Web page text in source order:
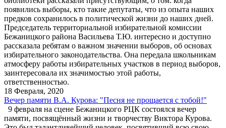
появились выборы, кто такие депутаты, что из опыта наших
предков сохранилось в политической жизни до наших дней.
Председатель территориальной избирательной комиссии
Бежаницкого района Васильева Т.Ю. интересно и доступно
рассказала ребятам о важном значении выборов, об основах
избирательного законодательства. Она передала школьникам
атмосферу работы избирательных участков в период выборов,
заинтересовала их значимостью этой работы,
ответственностью.
18 Февраля, 2020
Вечер памяти В.А. Курова: "Песня не прощается с тобой!"
9 февраля на сцене Бежаницкого РЦК состоялся вечер
памяти, посвящённый жизни и творчеству Виктора Курова.